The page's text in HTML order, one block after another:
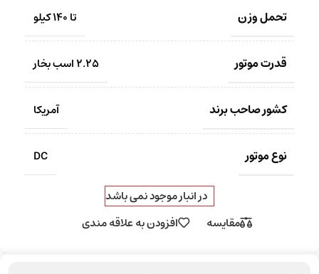
تحمل وزن تا 140 کیلو
قدرت موتور 2.25 اسب بخار
کشور صاحب برند آمریکا
نوع موتور DC
در انبار موجود نمی باشد
مقایسه
افزودن به علاقه مندی